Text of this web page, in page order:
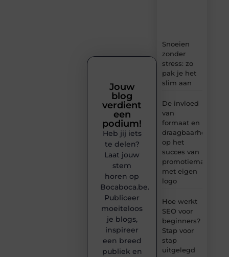
Snoeien
zonder
stress: zo
pak je het
slim aan
De invloed
van
formaat en
draagbaarheid
op het
succes van
promotiemateriaal
met eigen
logo
Hoe werkt
SEO voor
beginners?
Stap voor
stap
uitgelegd
Jouw
blog
verdient
een
podium!
Heb jij iets
te delen?
Laat jouw
stem
horen op
Bocaboca.be.
Publiceer
moeiteloos
je blogs,
inspireer
een breed
publiek en